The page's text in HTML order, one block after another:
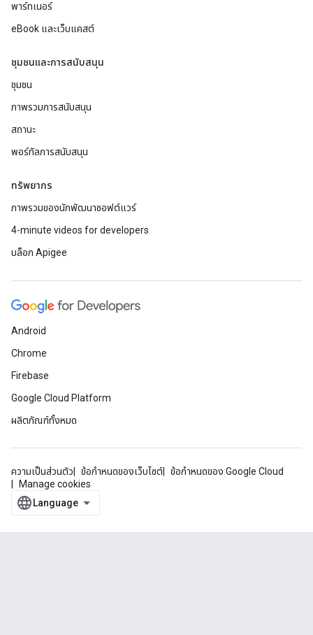
พาร์ทเนอร์
eBook และเว็บแคสต์
ชุมชนและการสนับสนุน
ชุมชน
ภาพรวมการสนับสนุน
สถานะ
พอร์ทัลการสนับสนุน
ทรัพยากร
ภาพรวมของนักพัฒนาซอฟต์แวร์
4-minute videos for developers
บล็อก Apigee
Android
Chrome
Firebase
Google Cloud Platform
ผลิตภัณฑ์ทั้งหมด
ความเป็นส่วนตัว ข้อกำหนดของเว็บไซต์
ข้อกำหนดของ Google Cloud
Manage cookies